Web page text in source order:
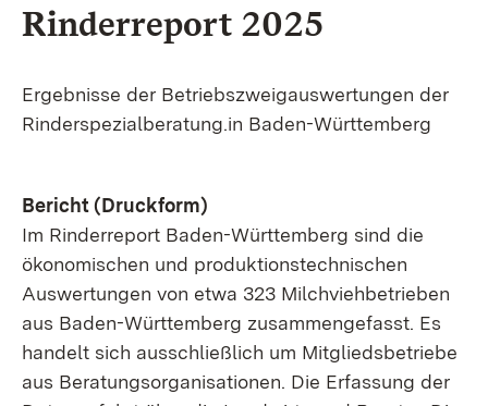
Rinderreport 2025
Ergebnisse der Betriebszweigauswertungen der
Rinderspezialberatung.in Baden-Württemberg
Bericht (Druckform)
Im Rinderreport Baden-Württemberg sind die
ökonomischen und produktionstechnischen
Auswertungen von etwa 323 Milchviehbetrieben
aus Baden-Württemberg zusammengefasst. Es
handelt sich ausschließlich um Mitgliedsbetriebe
aus Beratungsorganisationen. Die Erfassung der